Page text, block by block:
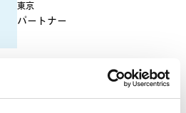
東京
パートナー